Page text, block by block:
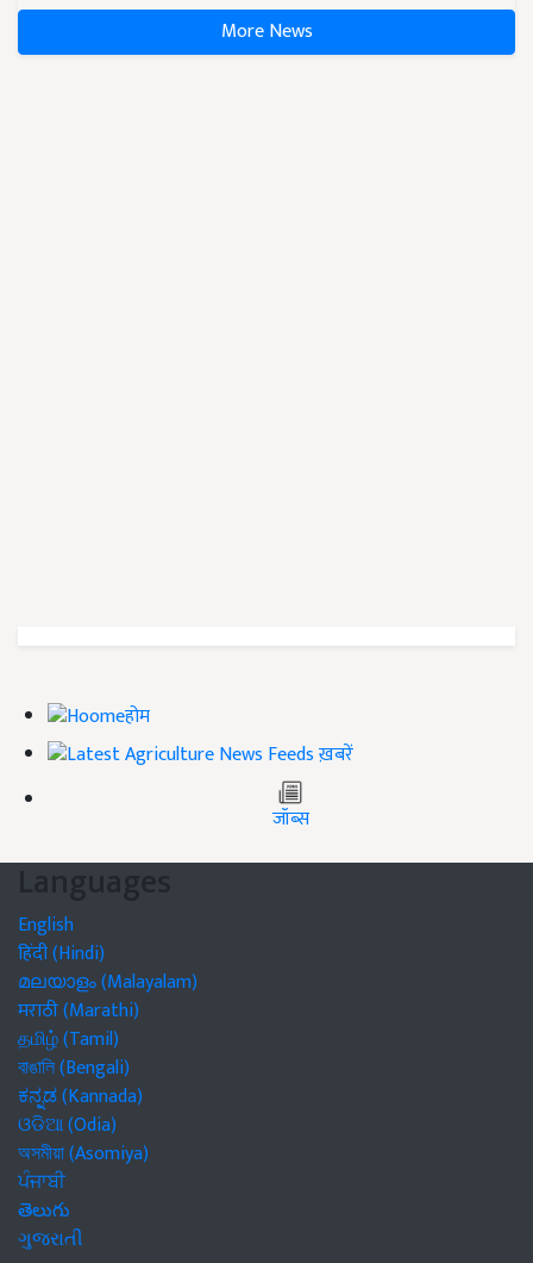
More News
होम
ख़बरें
जॉब्स
Languages
English
हिंदी (Hindi)
മലയാളം (Malayalam)
मराठी (Marathi)
தமிழ் (Tamil)
বাঙালি (Bengali)
ಕನ್ನಡ (Kannada)
ଓଡିଆ (Odia)
অসমীয়া (Asomiya)
ਪੰਜਾਬੀ
తెలుగు
ગુજરાતી